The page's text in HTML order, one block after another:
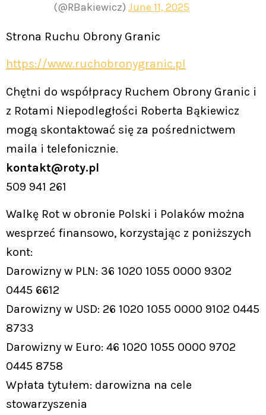
(@RBakiewicz) June 11, 2025
Strona Ruchu Obrony Granic
https://www.ruchobronygranic.pl
Chętni do współpracy Ruchem Obrony Granic i
z Rotami Niepodległości Roberta Bąkiewicz
mogą skontaktować się za pośrednictwem
maila i telefonicznie.
kontakt@roty.pl
509 941 261
Walkę Rot w obronie Polski i Polaków można
wesprzeć finansowo, korzystając z poniższych
kont:
Darowizny w PLN: 36 1020 1055 0000 9302
0445 6612
Darowizny w USD: 26 1020 1055 0000 9102 0445
8733
Darowizny w Euro: 46 1020 1055 0000 9702
0445 8758
Wpłata tytułem: darowizna na cele
stowarzyszenia